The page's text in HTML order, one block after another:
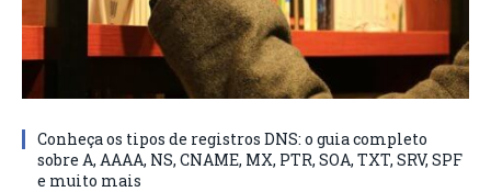
Conheça os tipos de registros DNS: o guia completo
sobre A, AAAA, NS, CNAME, MX, PTR, SOA, TXT, SRV, SPF
e muito mais